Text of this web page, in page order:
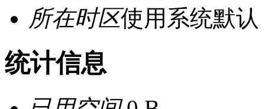
所在时区使用系统默认
统计信息